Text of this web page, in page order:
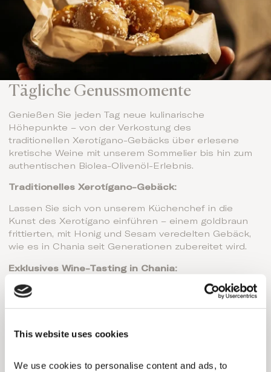
This website uses cookies
We use cookies to personalise content and ads, to
Tägliche Genussmomente
Genießen Sie jeden Tag neue kulinarische
Höhepunkte – von der Verkostung des
traditionellen Xerotígano-Gebäcks über erlesene
kretische Weine mit unserem Sommelier bis hin zum
authentischen Biolea-Olivenöl-Erlebnis.
Traditionelles Xerotígano-Gebäck:
Lassen Sie sich von unserem Küchenchef in die
Kunst des Xerotígano einführen – einem goldbraun
frittierten, mit Honig und Sesam veredelten Gebäck,
wie es in Chania seit Generationen zubereitet wird.
Exklusives Wine-Tasting in Chania:
Begeben Sie sich auf eine Entdeckungsreise durch